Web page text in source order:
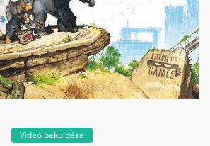
Videó beküldése